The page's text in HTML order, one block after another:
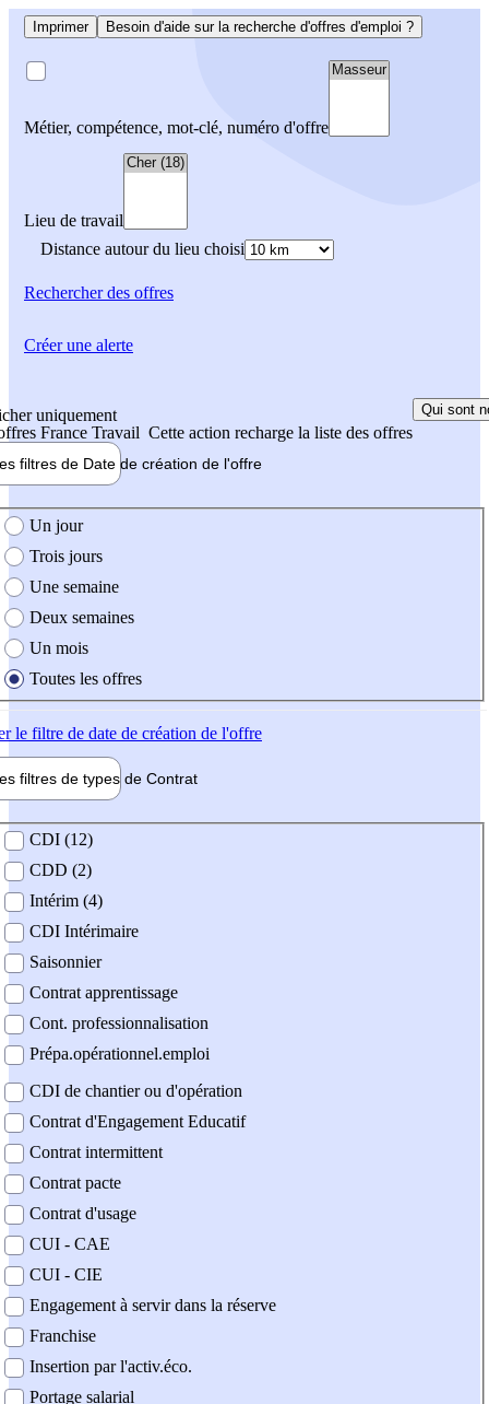
Imprimer Besoin d'aide sur la recherche d'offres d'emploi ?
Métier, compétence, mot-clé, numéro d'offre
Lieu de travail
Distance autour du lieu choisi
Rechercherdes offres
uniquement
France Travail Cette action recharge la liste des offres
Qui sont
filtres de Date de création de l'offre
création de l'offre
Un jour
Trois jours
Une semaine
Deux semaines
Un mois
Toutes les offres
le filtre de date de création de l'offre
filtres de types de Contrat
contrat
CDI (12)
CDD (2)
Intérim (4)
CDI Intérimaire
Saisonnier
Contrat apprentissage
Cont. professionnalisation
Prépa.opérationnel.emploi
CDI de chantier ou d'opération
Contrat d'Engagement Educatif
Contrat intermittent
Contrat pacte
Contrat d'usage
CUI - CAE
CUI - CIE
Engagement à servir dans la réserve
Franchise
Insertion par l'activ.éco.
Portage salarial
Créer une alerte